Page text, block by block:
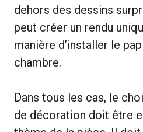
dehors des dessins
peut créer un rendu
manière d’installer le
chambre.
Dans tous les cas, le
de décoration doit être